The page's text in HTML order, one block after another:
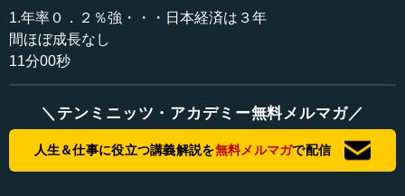
追加日：2015年2月20日
カテゴリー：
金融・経済
●日本経済は３年間ほとんど成長していない
今週の初めに、昨年（２０１４年）第４四半期のＧＤＰ
1.年率０．２％強・・・日本経済は３年
間ほぼ成長なし
11分00秒
＼テンミニッツ・アカデミー無料メルマガ／
人生＆仕事に役立つ講義解説を無料メルマガで配信